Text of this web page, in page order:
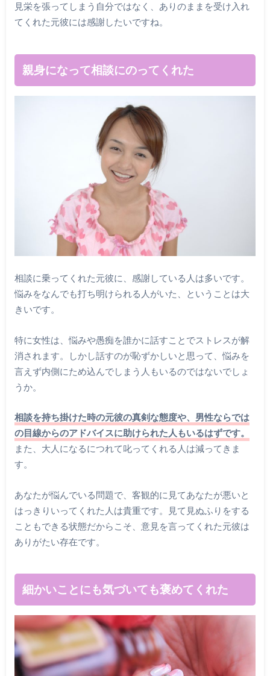
見栄を張ってしまう自分ではなく、ありのままを受け入れ
てくれた元彼には感謝したいですね。
親身になって相談にのってくれた
相談に乗ってくれた元彼に、感謝している人は多いです。
悩みをなんでも打ち明けられる人がいた、ということは大
きいです。
特に女性は、悩みや愚痴を誰かに話すことでストレスが解
消されます。しかし話すのが恥ずかしいと思って、悩みを
言えず内側にため込んでしまう人もいるのではないでしょ
うか。
相談を持ち掛けた時の元彼の真剣な態度や、男性ならでは
の目線からのアドバイスに助けられた人もいるはずです。
また、大人になるにつれて叱ってくれる人は減ってきま
す。
あなたが悩んでいる問題で、客観的に見てあなたが悪いと
はっきりいってくれた人は貴重です。見て見ぬふりをする
こともできる状態だからこそ、意見を言ってくれた元彼は
ありがたい存在です。
細かいことにも気づいても褒めてくれた